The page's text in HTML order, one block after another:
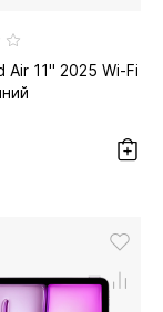
Air 11" 2025 Wi-Fi